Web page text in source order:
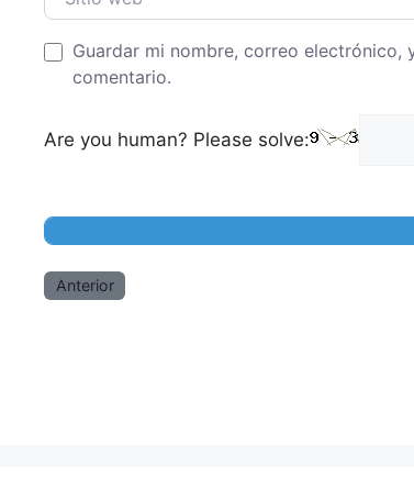
Guardar mi nombre, correo electrónico,
comentario.
Are you human? Please solve:
Anterior